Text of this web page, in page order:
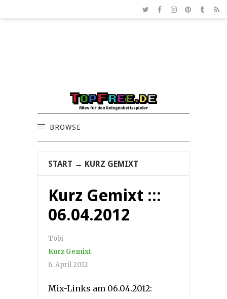
BROWSE
START → KURZ GEMIXT
Kurz Gemixt :::
06.04.2012
Tobi
Kurz Gemixt
6. April 2012
Mix-Links am 06.04.2012: